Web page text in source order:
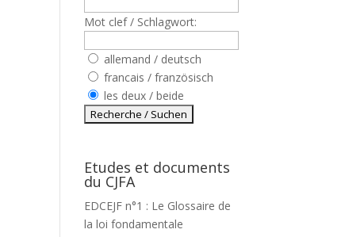
Mot clef / Schlagwort:
allemand / deutsch
francais / französisch
les deux / beide
Etudes et documents
du CJFA
EDCEJF n°1 : Le Glossaire de
la loi fondamentale